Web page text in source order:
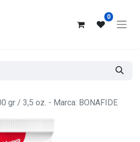
0
gr / 3,5 oz. - Marca: BONAFIDE